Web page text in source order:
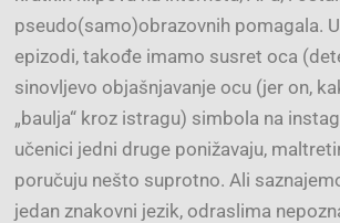
pseudo(samo)obrazovnih pomagala.
epizodi, takođe imamo susret oca
sinovljevo objašnjavanje ocu (jer on,
„baulja“ kroz istragu) simbola na
učenici jedni druge ponižavaju,
poručuju nešto suprotno. Ali
jedan znakovni jezik, odraslima